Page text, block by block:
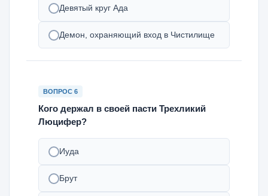
Девятый круг Ада
Демон, охраняющий вход в Чистилище
ВОПРОС 6
Кого держал в своей пасти Трехликий
Люцифер?
Иуда
Брут